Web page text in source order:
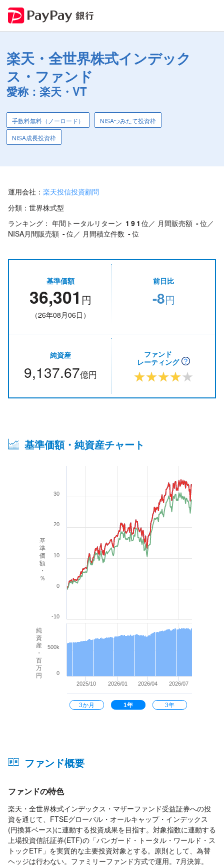
楽天・全世界株式インデック
ス・ファンド
愛称：楽天・VT
手数料無料（ノーロード）
NISAつみたて投資枠
NISA成長投資枠
運用会社： 楽天投信投資顧問
分類： 世界株式型
ランキング： 年間トータルリターン 191位／ 月間販売額 -位／
NISA月間販売額 -位／ 月間積立件数 -位
基準価額
36,301 円
（26年08月06日）
前日比
-8円
純資産
9,137.67億円
ファンド
レーティング
★★★★★
基準価額・純資産チャート
基
準
価
額
・
％
純
資
産
・
百
万
円
2025/10 2026/01 2026/04 2026/07
-10
0
10
20
30
0
500k
3か月 1年 3年
ファンド概要
ファンドの特色
楽天・全世界株式インデックス・マザーファンド受益証券への投
資を通じて、FTSEグローバル・オールキャップ・インデックス
(円換算ベース)に連動する投資成果を目指す。対象指数に連動する
上場投資信託証券(ETF)の「バンガード・トータル・ワールド・ス
トックETF」を実質的な主要投資対象とする。原則として、為替
ヘッジは行わない。ファミリーファンド方式で運用。7月決算。